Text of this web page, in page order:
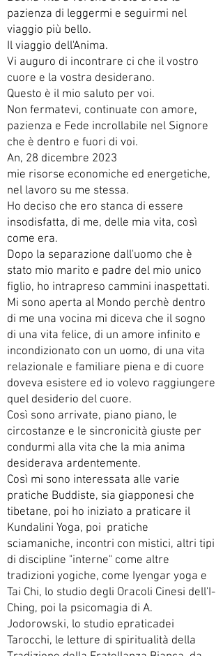
pazienza di leggermi e seguirmi nel
viaggio più bello.
Il viaggio dell'Anima.
Vi auguro di incontrare ci che il vostro
cuore e la vostra desiderano.
Questo è il mio saluto per voi.
Non fermatevi, continuate con amore,
pazienza e Fede incrollabile nel Signore
che è dentro e fuori di voi.
An, 28 dicembre 2023
mie risorse economiche ed energetiche,
nel lavoro su me stessa.
Ho deciso che ero stanca di essere
insodisfatta, di me, delle mia vita, così
come era.
Dopo la separazione dall'uomo che è
stato mio marito e padre del mio unico
figlio, ho intrapreso cammini inaspettati.
Mi sono aperta al Mondo perchè dentro
di me una vocina mi diceva che il sogno
di una vita felice, di un amore infinito e
incondizionato con un uomo, di una vita
relazionale e familiare piena e di cuore
doveva esistere ed io volevo raggiungere
quel desiderio del cuore.
Così sono arrivate, piano piano, le
circostanze e le sincronicità giuste per
condurmi alla vita che la mia anima
desiderava ardentemente.
Così mi sono interessata alle varie
pratiche Buddiste, sia giapponesi che
tibetane, poi ho iniziato a praticare il
Kundalini Yoga, poi pratiche
sciamaniche, incontri con mistici, altri tipi
di discipline "interne" come altre
tradizioni yogiche, come Iyengar yoga e
Tai Chi, lo studio degli Oracoli Cinesi dell'I-
Ching, poi la psicomagia di A.
Jodorowski, lo studio epraticadei
Tarocchi, le letture di spiritualità della